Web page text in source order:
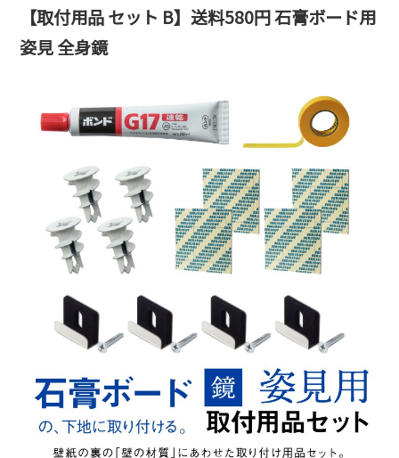
【取付用品 セット B】送料580円 石膏ボード用
姿見 全身鏡